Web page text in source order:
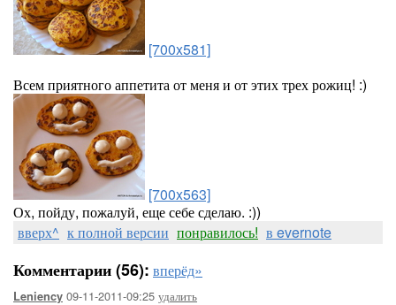
[700x581]
Всем приятного аппетита от меня и от этих трех рожиц! :)
[700x563]
Ох, пойду, пожалуй, еще себе сделаю. :))
вверх^ к полной версии понравилось! в evernote
Комментарии (56): вперёд»
Leniency 09-11-2011-09:25 удалить